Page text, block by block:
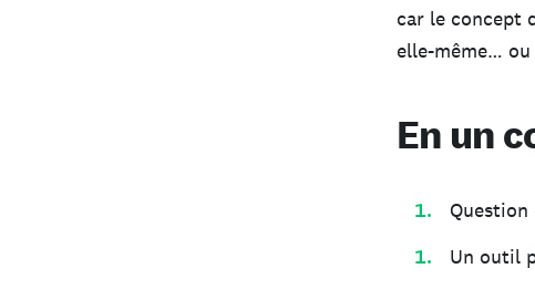
car le concept
elle-même…
En un
Un outil